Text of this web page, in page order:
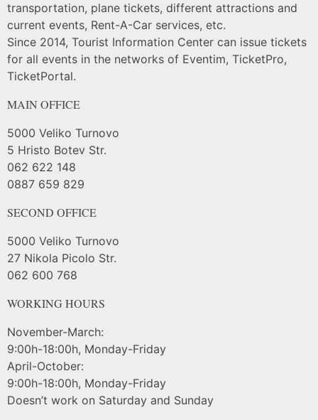
transportation, plane tickets, different attractions and
current events, Rent-A-Car services, etc.
Since 2014, Tourist Information Center can issue tickets
for all events in the networks of Eventim, TicketPro,
TicketPortal.
MAIN OFFICE
5000 Veliko Turnovo
5 Hristo Botev Str.
062 622 148
0887 659 829
SECOND OFFICE
5000 Veliko Turnovo
27 Nikola Picolo Str.
062 600 768
WORKING HOURS
November-March:
9:00h-18:00h, Monday-Friday
April-October:
9:00h-18:00h, Monday-Friday
Doesn’t work on Saturday and Sunday